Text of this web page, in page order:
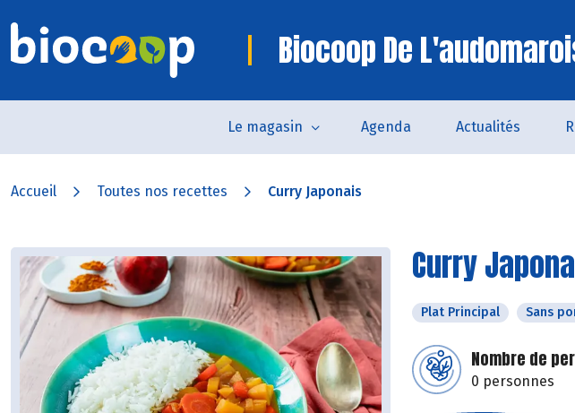
Biocoop De
Le magasin Agenda Actualités
Accueil Toutes nos recettes Curry Japonais
Curry
Plat Principal Sans
Nombre de
0 personnes